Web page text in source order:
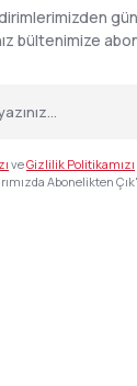
bültenimize
veGizlilik Politikamızı
Abonelikten